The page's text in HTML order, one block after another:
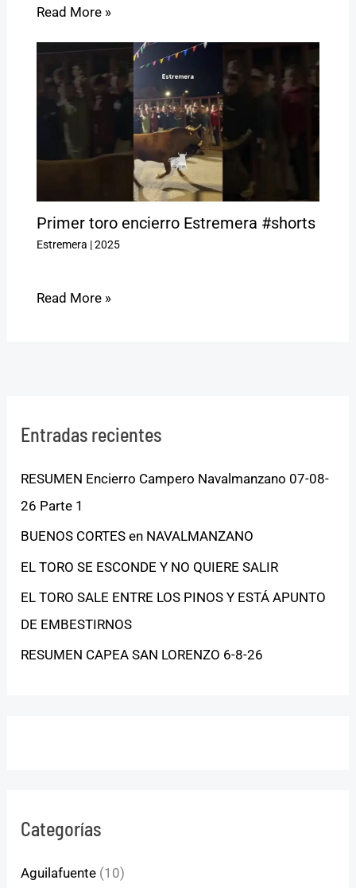
Read More »
Primer toro encierro Estremera #shorts
Estremera |2025
Read More »
Entradas recientes
RESUMEN Encierro Campero Navalmanzano 07-08-
26 Parte 1
BUENOS CORTES en NAVALMANZANO
EL TORO SE ESCONDE Y NO QUIERE SALIR
EL TORO SALE ENTRE LOS PINOS Y ESTÁ APUNTO
DE EMBESTIRNOS
RESUMEN CAPEA SAN LORENZO 6-8-26
Categorías
Aguilafuente (10)